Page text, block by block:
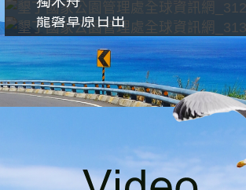
龍磐草原日出